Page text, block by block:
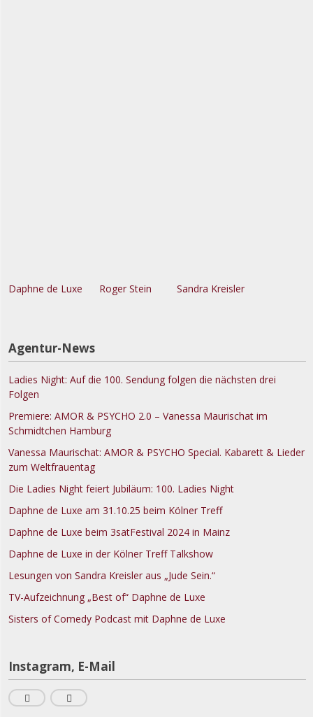
Daphne de Luxe Roger Stein Sandra Kreisler
Agentur-News
Ladies Night: Auf die 100. Sendung folgen die nächsten drei
Folgen
Premiere: AMOR & PSYCHO 2.0 – Vanessa Maurischat im
Schmidtchen Hamburg
Vanessa Maurischat: AMOR & PSYCHO Special. Kabarett & Lieder
zum Weltfrauentag
Die Ladies Night feiert Jubiläum: 100. Ladies Night
Daphne de Luxe am 31.10.25 beim Kölner Treff
Daphne de Luxe beim 3satFestival 2024 in Mainz
Daphne de Luxe in der Kölner Treff Talkshow
Lesungen von Sandra Kreisler aus „Jude Sein.“
TV-Aufzeichnung „Best of“ Daphne de Luxe
Sisters of Comedy Podcast mit Daphne de Luxe
Instagram, E-Mail